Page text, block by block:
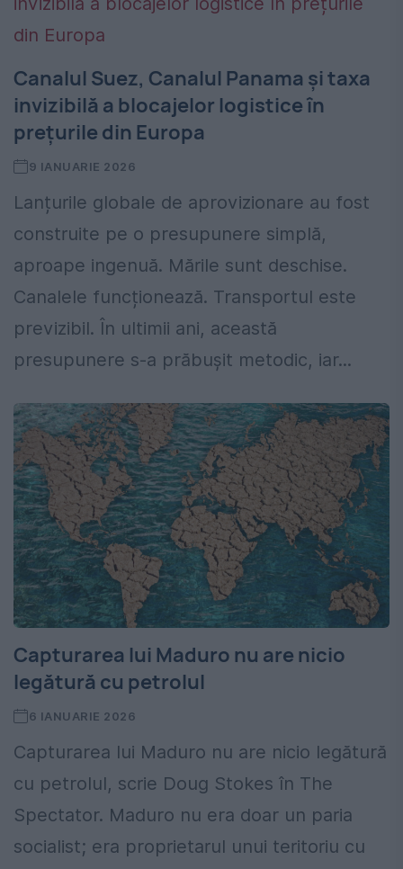
Canalul Suez, Canalul Panama și taxa
invizibilă a blocajelor logistice în
prețurile din Europa
9 IANUARIE 2026
Lanțurile globale de aprovizionare au fost
construite pe o presupunere simplă,
aproape ingenuă. Mările sunt deschise.
Canalele funcționează. Transportul este
previzibil. În ultimii ani, această
presupunere s-a prăbușit metodic, iar...
Capturarea lui Maduro nu are nicio
legătură cu petrolul
6 IANUARIE 2026
Capturarea lui Maduro nu are nicio legătură
cu petrolul, scrie Doug Stokes în The
Spectator. Maduro nu era doar un paria
socialist; era proprietarul unui teritoriu cu